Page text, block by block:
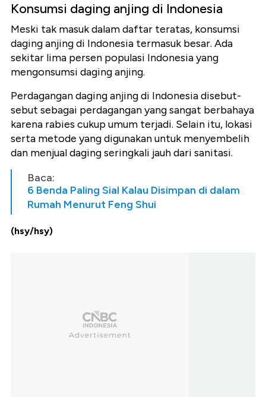
Konsumsi daging anjing di Indonesia
Meski tak masuk dalam daftar teratas, konsumsi
daging anjing di Indonesia termasuk besar. Ada
sekitar lima persen populasi Indonesia yang
mengonsumsi daging anjing.
Perdagangan daging anjing di Indonesia disebut-
sebut sebagai perdagangan yang sangat berbahaya
karena rabies cukup umum terjadi. Selain itu, lokasi
serta metode yang digunakan untuk menyembelih
dan menjual daging seringkali jauh dari sanitasi.
Baca:
6 Benda Paling Sial Kalau Disimpan di dalam
Rumah Menurut Feng Shui
(hsy/hsy)